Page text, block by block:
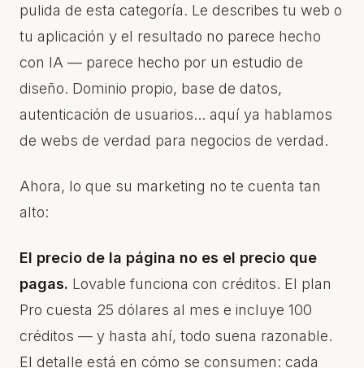
pulida de esta categoría. Le describes tu web o
tu aplicación y el resultado no parece hecho
con IA — parece hecho por un estudio de
diseño. Dominio propio, base de datos,
autenticación de usuarios... aquí ya hablamos
de webs de verdad para negocios de verdad.
Ahora, lo que su marketing no te cuenta tan
alto:
El precio de la página no es el precio que
pagas. Lovable funciona con créditos. El plan
Pro cuesta 25 dólares al mes e incluye 100
créditos — y hasta ahí, todo suena razonable.
El detalle está en cómo se consumen: cada